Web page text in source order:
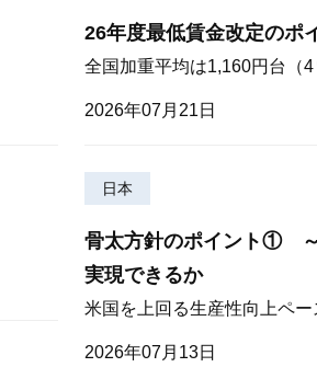
26年度最低賃金改定のポ
全国加重平均は1,160円台（
2026年07月21日
日本
骨太方針のポイント① ～
実現できるか
米国を上回る生産性向上ペ
2026年07月13日